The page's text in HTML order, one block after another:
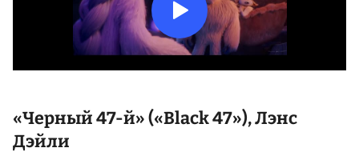
«Черный 47-й» («Black 47»), Лэнс
Дэйли